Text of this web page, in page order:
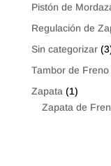
Pistón de
Regulación de
Sin categorizar
Tambor de Freno
Zapata (1)
Zapata de